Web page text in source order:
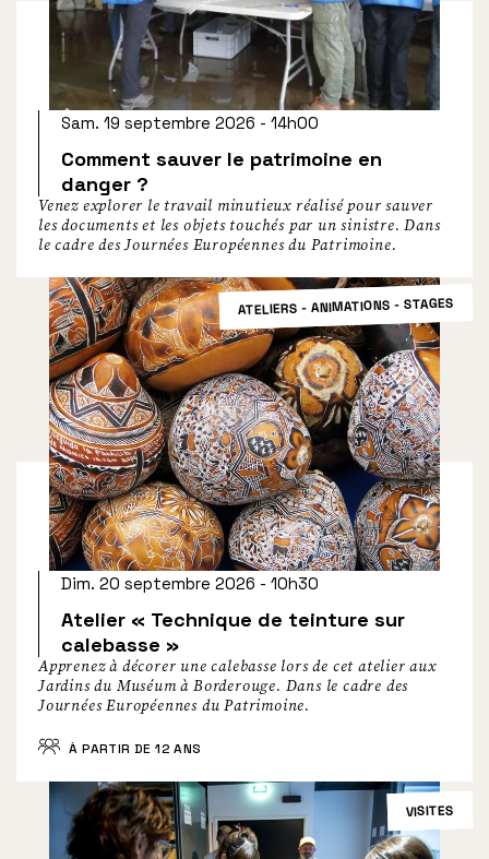
Comment sauver le patrimoine en
danger ?
Sam. 19 septembre 2026 - 14h00
Venez explorer le travail minutieux réalisé pour sauver
les documents et les objets touchés par un sinistre. Dans
le cadre des Journées Européennes du Patrimoine.
Atelier « Technique de teinture sur
calebasse »
Dim. 20 septembre 2026 - 10h30
Apprenez à décorer une calebasse lors de cet atelier aux
Jardins du Muséum à Borderouge. Dans le cadre des
Journées Européennes du Patrimoine.
À PARTIR DE 12 ANS
ATELIERS - ANIMATIONS - STAGES
VISITES